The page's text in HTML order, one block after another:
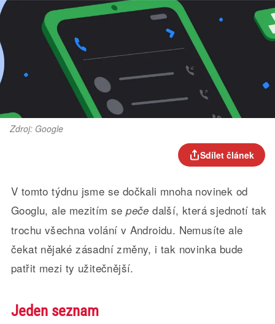
Zdroj: Google
Sdílet článek
V tomto týdnu jsme se dočkali mnoha novinek od
Googlu, ale mezitím sepečedalší, která sjednotí tak
trochu všechna volání v Androidu. Nemusíte ale
čekat nějaké zásadní změny, i tak novinka bude
patřit mezi ty užitečnější.
Jeden seznam